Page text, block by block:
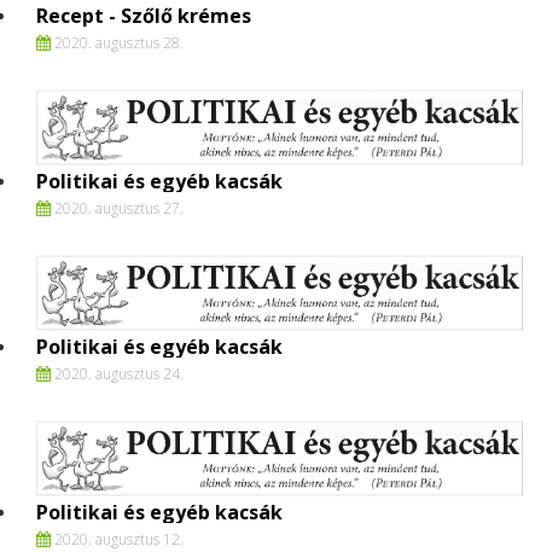
Recept - Szőlő krémes
2020. augusztus 28.
Politikai és egyéb kacsák
2020. augusztus 27.
Politikai és egyéb kacsák
2020. augusztus 24.
Politikai és egyéb kacsák
2020. augusztus 12.